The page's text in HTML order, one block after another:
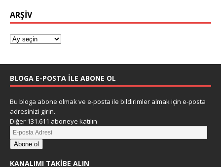
ARŞIV
BLOGA E-POSTA ILE ABONE OL
Bu bloga abone olmak ve e-posta ile bildirimler almak için e-posta
adresinizi girin.
Diğer 131.611 aboneye katılın
Abone ol
KANALIMI TAKIBE ALIN